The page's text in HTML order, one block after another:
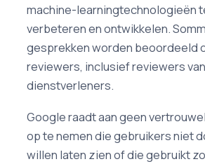
machine-learningtechnologieën
verbeteren en ontwikkelen.
gesprekken worden beoordeeld
reviewers, inclusief reviewers
dienstverleners.
Google raadt aan geen
op te nemen die gebruikers niet
willen laten zien of die gebruikt